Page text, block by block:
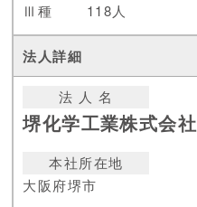
Ⅲ種
118人
法 人 名
堺化学工業株式会社
本社所在地
大阪府堺市